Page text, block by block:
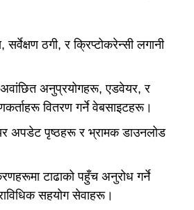
सर्वेक्षण ठगी, र क्रिप्टोकरेन्सी लगानी
अवांछित अनुप्रयोगहरू, एडवेयर, र
वितरण गर्ने वेबसाइटहरू।
अपडेट पृष्ठहरू र भ्रामक डाउनलोड
टाढाको पहुँच अनुरोध गर्ने
सहयोग सेवाहरू।